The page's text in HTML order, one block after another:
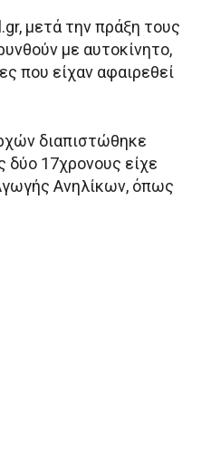
μετά την πράξη τους
με αυτοκίνητο,
που είχαν αφαιρεθεί
διαπιστώθηκε
δύο 17χρονους είχε
Ανηλίκων, όπως